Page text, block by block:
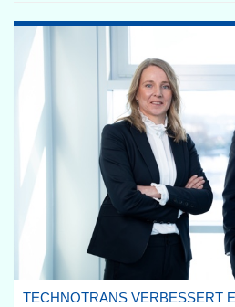
TECHNOTRANS VERBESSERT